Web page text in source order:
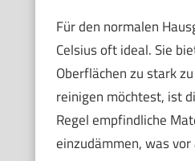
Für den normalen
Celsius oft ideal. Sie
Oberflächen zu stark
reinigen möchtest, ist
Regel empfindliche
einzudämmen, was